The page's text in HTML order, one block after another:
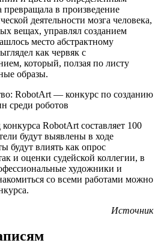
в произведение
деятельности мозга человека,
вещах, управлял созданием
место абстрактному
как червяк с
который, ползая по листу
образы.
RobotArt составляет 100
будут выявлены в ходе
будут влиять как опрос
и оценки судейской коллегии, в
художники и
со всеми работами можно
Источник